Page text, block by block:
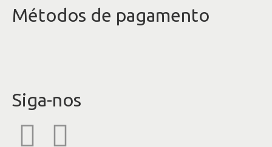
Métodos de pagamento
Siga-nos